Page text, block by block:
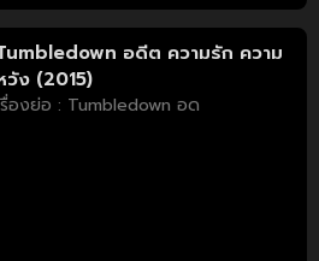
อดีต ความรัก ความ
วัง (2015)
รื่องย่อ : Tumbledown อด